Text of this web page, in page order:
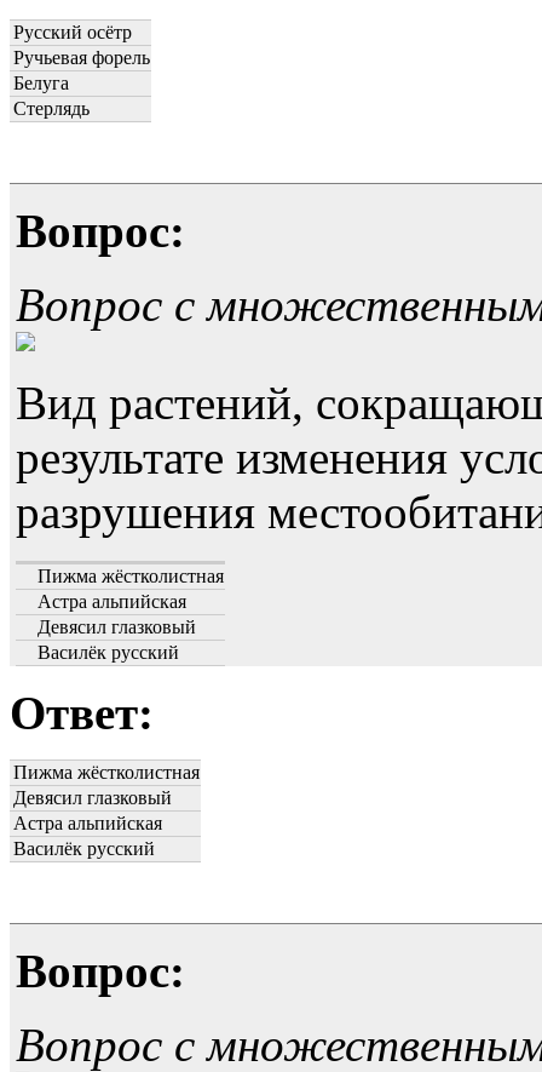
Русский осётр
Ручьевая форель
Белуга
Стерлядь
Вопрос:
Вопрос с
Вид растений,
результате изменения
разрушения
Пижма жёстколистная
Астра альпийская
Девясил глазковый
Василёк русский
Ответ:
Пижма жёстколистная
Девясил глазковый
Астра альпийская
Василёк русский
Вопрос:
Вопрос с